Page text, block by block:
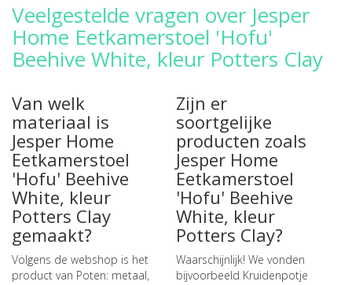
Veelgestelde vragen over Jesper
Home Eetkamerstoel 'Hofu'
Beehive White, kleur Potters Clay
Van welk
materiaal is
Jesper Home
Eetkamerstoel
'Hofu' Beehive
White, kleur
Potters Clay
gemaakt?
Volgens de webshop is het
product van Poten: metaal,
Zijn er
soortgelijke
producten zoals
Jesper Home
Eetkamerstoel
'Hofu' Beehive
White, kleur
Potters Clay?
Waarschijnlijk! We vonden
bijvoorbeeld Kruidenpotje